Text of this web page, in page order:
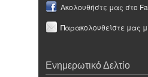
Ακολουθήστε μας στο
Παρακολουθείστε μας
Ενημερωτικό Δελτίο